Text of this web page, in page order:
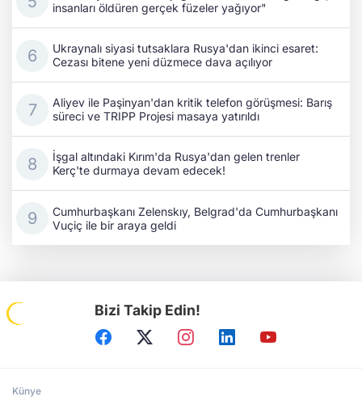
insanları öldüren gerçek füzeler yağıyor"
Ukraynalı siyasi tutsaklara Rusya'dan ikinci esaret:
Cezası bitene yeni düzmece dava açılıyor
Aliyev ile Paşinyan'dan kritik telefon görüşmesi: Barış
süreci ve TRIPP Projesi masaya yatırıldı
İşgal altındaki Kırım'da Rusya'dan gelen trenler
Kerç'te durmaya devam edecek!
Cumhurbaşkanı Zelenskıy, Belgrad'da Cumhurbaşkanı
Vuçiç ile bir araya geldi
Bizi Takip Edin!
Künye